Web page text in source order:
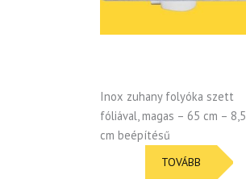
Inox zuhany folyóka szett
fóliával, magas – 65 cm – 8,5
cm beépítésű
TOVÁBB